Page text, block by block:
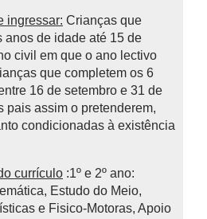
ingressar: Crianças que
anos de idade até 15 de
civil em que o ano lectivo
que completem os 6
16 de setembro e 31 de
pais assim o pretenderem,
condicionadas à existência
currículo :1º e 2º ano:
Estudo do Meio,
e Fisico-Motoras, Apoio